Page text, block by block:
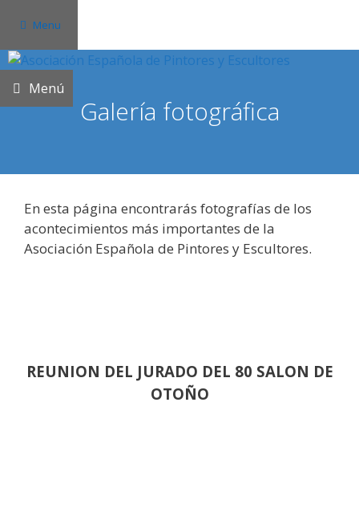
contenido
Menu
Menú
Galería fotográfica
En esta página encontrarás fotografías de los
acontecimientos más importantes de la
Asociación Española de Pintores y Escultores.
REUNION DEL JURADO DEL 80 SALON DE
OTOÑO